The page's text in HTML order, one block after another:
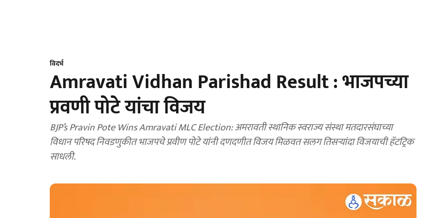
विदर्भ
Amravati Vidhan Parishad Result : भाजपच्या
प्रवणी पोटे यांचा विजय
BJP’s Pravin Pote Wins Amravati MLC Election: अमरावती स्थानिक स्वराज्य संस्था मतदारसंघाच्या
विधान परिषद निवडणुकीत भाजपचे प्रवीण पोटे यांनी दणदणीत विजय मिळवत सलग तिसऱ्यांदा विजयाची हॅटट्रिक
साधली.